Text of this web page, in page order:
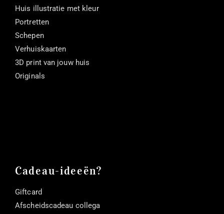
Huis illustratie met kleur
Portretten
Schepen
Verhuiskaarten
3D print van jouw huis
Originals
Cadeau-ideeën?
Giftcard
Afscheidscadeau collega